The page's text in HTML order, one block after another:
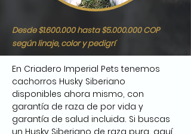
Desde $1.600.000 hasta $5.000.000 COP
según linaje, color y pedigrí
En Criadero Imperial Pets tenemos
cachorros Husky Siberiano
disponibles ahora mismo, con
garantía de raza de por vida y
garantía de salud incluida. Si buscas
un Husky Siberiano de raza pura, aquí